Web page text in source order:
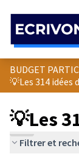
BUDGET
💡Les 314 idées
💡Les
Filtrer et